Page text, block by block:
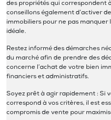
des propriétés qui correspondent
conseillons également d’activer
immobiliers pour ne pas
idéale.
Restez informé des démarches
du marché afin de prendre des
concerne l’achat de votre bien
financiers et administratifs.
Soyez prêt à agir rapidement : Si
correspond à vos critères, il est
compromis de vente pour